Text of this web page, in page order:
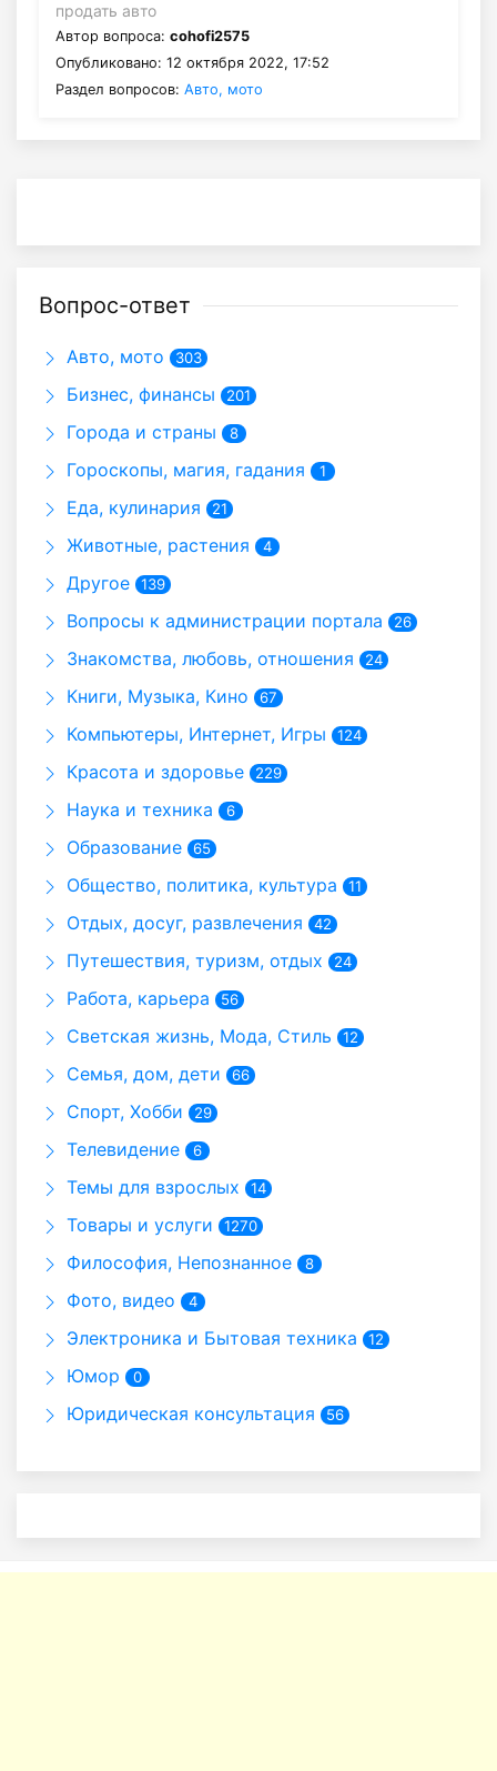
продать авто
Автор вопроса: cohofi2575
Опубликовано: 12 октября 2022, 17:52
Раздел вопросов: Авто, мото
Вопрос-ответ
Авто, мото 303
Бизнес, финансы 201
Города и страны 8
Гороскопы, магия, гадания 1
Еда, кулинария 21
Животные, растения 4
Другое 139
Вопросы к администрации портала 26
Знакомства, любовь, отношения 24
Книги, Музыка, Кино 67
Компьютеры, Интернет, Игры 124
Красота и здоровье 229
Наука и техника 6
Образование 65
Общество, политика, культура 11
Отдых, досуг, развлечения 42
Путешествия, туризм, отдых 24
Работа, карьера 56
Светская жизнь, Мода, Стиль 12
Семья, дом, дети 66
Спорт, Хобби 29
Телевидение 6
Темы для взрослых 14
Товары и услуги 1270
Философия, Непознанное 8
Фото, видео 4
Электроника и Бытовая техника 12
Юмор 0
Юридическая консультация 56